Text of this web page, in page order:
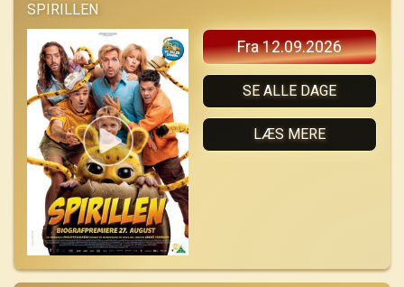
SPIRILLEN
Fra 12.09.2026
SE ALLE DAGE
LÆS MERE